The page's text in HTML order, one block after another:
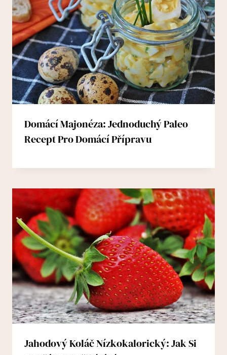
Domácí Majonéza: Jednoduchý Paleo
Recept Pro Domácí Přípravu
Jahodový Koláč Nízkokalorický: Jak Si